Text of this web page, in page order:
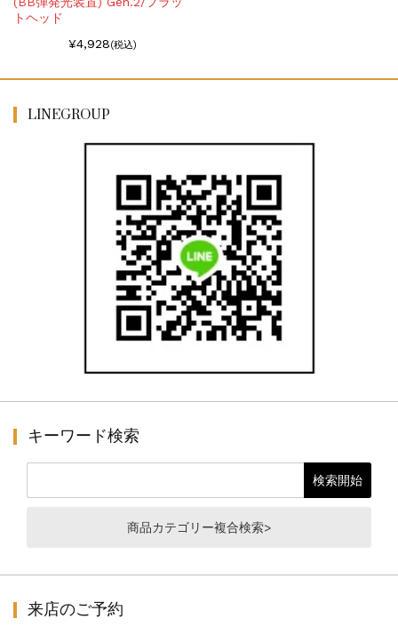
トヘッド
¥4,928(税込)
LINEGROUP
キーワード検索
商品カテゴリー複合検索>
来店のご予約